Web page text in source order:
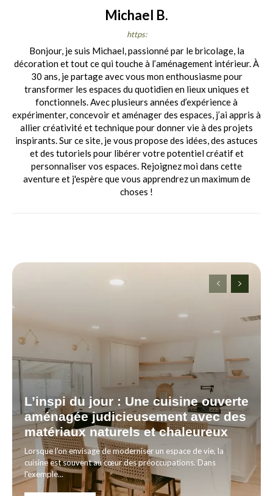
Michael B.
https:
Bonjour, je suis Michael, passionné par le bricolage, la
décoration et tout ce qui touche à l’aménagement intérieur. À
30 ans, je partage avec vous mon enthousiasme pour
transformer les espaces du quotidien en lieux uniques et
fonctionnels. Avec plusieurs années d’expérience à
expérimenter, concevoir et aménager des espaces, j’ai appris à
allier créativité et technique pour donner vie à des projets
inspirants. Sur ce site, je vous propose des idées, des astuces
et des tutoriels pour libérer votre potentiel créatif et
personnaliser vos espaces. Rejoignez moi dans cette
aventure et j'espère que vous apprendrez un maximum de
choses !
L’inspi du jour : Une cuisine ouverte
aménagée judicieusement avec des
matériaux naturels et chaleureux
Lorsque l'on envisage de moderniser un espace de vie, la
cuisine est souvent au cœur des préoccupations. Dans
l'exemple...